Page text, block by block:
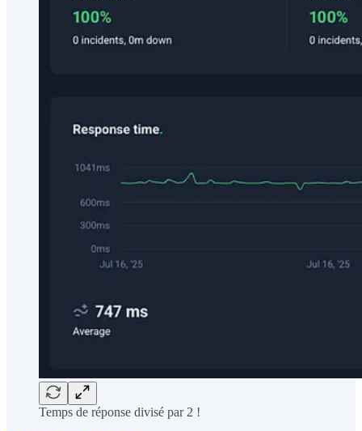
Temps de réponse divisé par 2 !